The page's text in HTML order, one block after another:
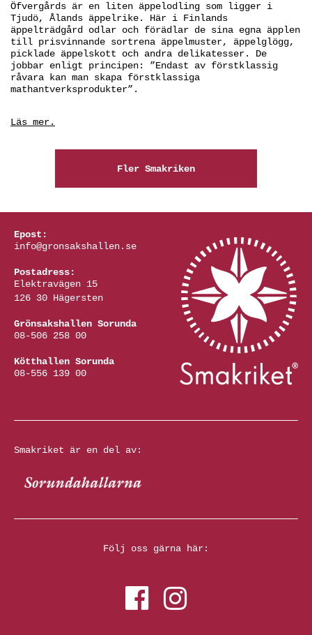
Öfvergårds är en liten äppelodling som ligger i
Tjudö, Ålands äppelrike. Här i Finlands
äppelträdgård odlar och förädlar de sina egna äpplen
till prisvinnande sortrena äppelmuster, äppelglögg,
picklade äppelskott och andra delikatesser. De
jobbar enligt principen: ”Endast av förstklassig
råvara kan man skapa förstklassiga
mathantverksprodukter”.
Läs mer.
Fler Smakriken
Epost:
info@gronsakshallen.se
Postadress:
Elektravägen 15
126 30 Hägersten
Grönsakshallen Sorunda
08-506 258 00
Kötthallen Sorunda
08-556 139 00
Smakriket är en del av:
Följ oss gärna här: